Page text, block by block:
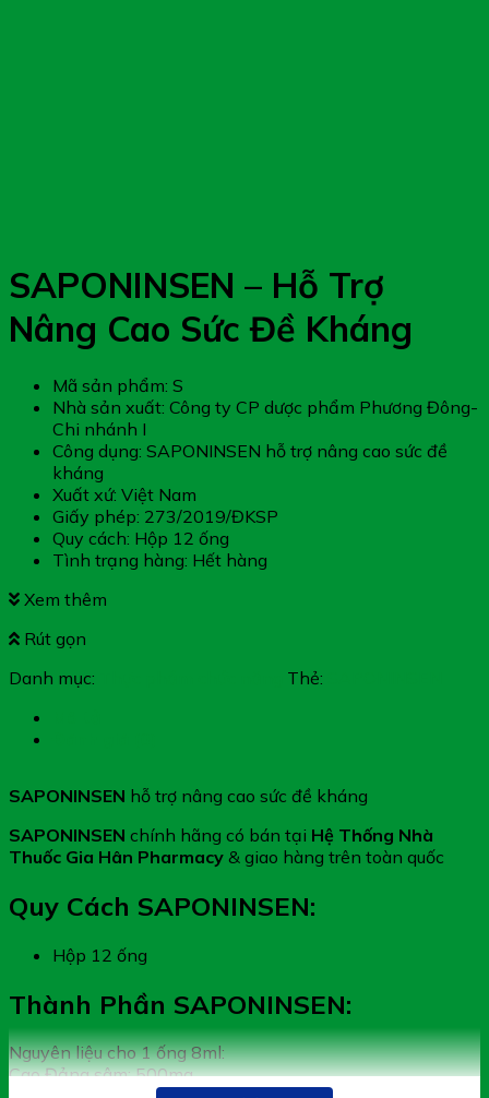
SAPONINSEN – Hỗ Trợ
Nâng Cao Sức Đề Kháng
Mã sản phẩm: S
Nhà sản xuất: Công ty CP dược phẩm Phương Đông-
Chi nhánh I
Công dụng: SAPONINSEN hỗ trợ nâng cao sức đề
kháng
Xuất xứ: Việt Nam
Giấy phép: 273/2019/ĐKSP
Quy cách: Hộp 12 ống
Tình trạng hàng: Hết hàng
Xem thêm
Rút gọn
Danh mục:
Thẻ:
SAPONINSEN hỗ trợ nâng cao sức đề kháng
SAPONINSEN chính hãng có bán tại Hệ Thống Nhà
Thuốc Gia Hân Pharmacy & giao hàng trên toàn quốc
Quy Cách SAPONINSEN:
Hộp 12 ống
Thành Phần SAPONINSEN:
Nguyên liệu cho 1 ống 8ml:
Cao Đảng sâm: 500mg